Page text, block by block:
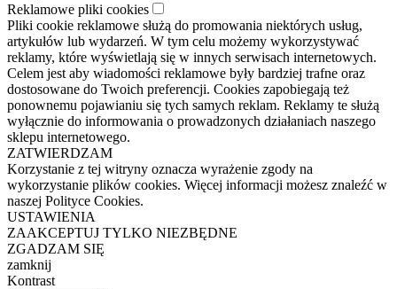
Reklamowe pliki cookies
Pliki cookie reklamowe służą do promowania niektórych usług,
artykułów lub wydarzeń. W tym celu możemy wykorzystywać
reklamy, które wyświetlają się w innych serwisach internetowych.
Celem jest aby wiadomości reklamowe były bardziej trafne oraz
dostosowane do Twoich preferencji. Cookies zapobiegają też
ponownemu pojawianiu się tych samych reklam. Reklamy te służą
wyłącznie do informowania o prowadzonych działaniach naszego
sklepu internetowego.
ZATWIERDZAM
Korzystanie z tej witryny oznacza wyrażenie zgody na
wykorzystanie plików cookies. Więcej informacji możesz znaleźć w
naszej Polityce Cookies.
USTAWIENIA
ZAAKCEPTUJ TYLKO NIEZBĘDNE
ZGADZAM SIĘ
zamknij
Kontrast